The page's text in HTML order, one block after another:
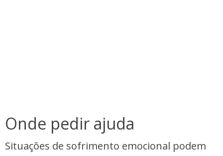
Onde pedir ajuda
Situações de sofrimento emocional podem